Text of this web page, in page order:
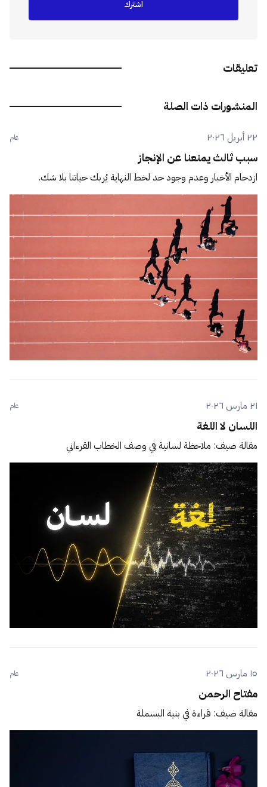
اشترك
تعليقات
المنشورات ذات الصلة
٢٢ أبريل ٢٠٢٦ عام
سبب ثالث يمنعنا عن الإنجاز
ازدحام الأخبار وعدم وجود حد لخط النهاية يُربك حياتنا بلا شك.
٢١ مارس ٢٠٢٦ عام
اللسان لا اللغة
مقالة ضيف: ملاحظة لسانية في وصف الخطاب القرءاني
١٥ مارس ٢٠٢٦ عام
مفتاح الرحمن
مقالة ضيف: قراءة في بنية البسملة